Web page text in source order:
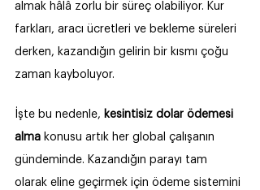
almak hâlâ zorlu bir süreç olabiliyor. Kur
farkları, aracı ücretleri ve bekleme süreleri
derken, kazandığın gelirin bir kısmı çoğu
zaman kayboluyor.
İşte bu nedenle, kesintisiz dolar ödemesi
alma konusu artık her global çalışanın
gündeminde. Kazandığın parayı tam
olarak eline geçirmek için ödeme sistemini